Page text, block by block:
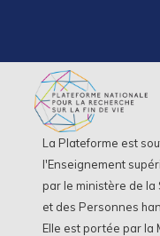
La Plateforme est
l'Enseignement
par le ministère de la
et des Personnes
Elle est portée par la